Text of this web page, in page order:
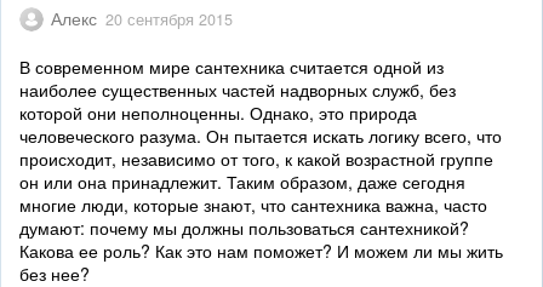
Алекс 20 сентября 2015
В современном мире сантехника считается одной из
наиболее существенных частей надворных служб, без
которой они неполноценны. Однако, это природа
человеческого разума. Он пытается искать логику всего, что
происходит, независимо от того, к какой возрастной группе
он или она принадлежит. Таким образом, даже сегодня
многие люди, которые знают, что сантехника важна, часто
думают: почему мы должны пользоваться сантехникой?
Какова ее роль? Как это нам поможет? И можем ли мы жить
без нее?